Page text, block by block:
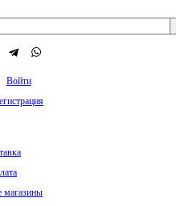
Войти
магазины